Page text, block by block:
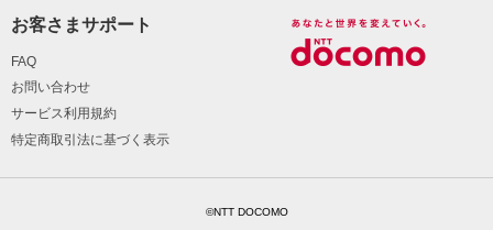
お客さまサポート
FAQ
お問い合わせ
サービス利用規約
特定商取引法に基づく表示
©NTT DOCOMO